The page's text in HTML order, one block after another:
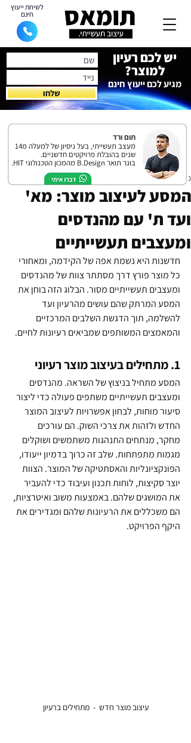
לשיחת ייעוץ
חינם
יש לכם רעיון
למוצר?
מגיע לכם ייעוץ חינם
שלחו
המסע לעיצוב מוצר: מא'
ועד ת' עם מהנדסים
ומעצבים תעשייתיים
10 ביולי 2023
חדשנות היא נשמת אפה של הקידמה, ומאחורי
כל מוצר פורץ דרך מסתתר צוות של מהנדסים
ומעצבים תעשייתיים מסור. הבלוג הזה בוחן את
המסע המרתק שהם עושים מהרעיון ועד
להשלמה, תוך הדגשת השלבים המרכזיים
והמאמצים המשותפים שמביאים רעיונות לחיים.
1. מתחילים בעיצוב מוצר רעיוני
המסע מתחיל בניצוץ של השראה. מהנדסים
ומעצבים תעשייתיים משתפים פעולה כדי ליצור
סיעור מוחות, לבחון אפשרויות לעיצוב המוצר
החדש ולזהות את צרכי השוק. הם עורכים
מחקר, מנתחים התנהגות משתמשים ושוקלים
מגמות מתפתחות. שלב זה כרוך בדמיון ייעודו,
הפונקציונליות והאסתטיקה של המוצר. הצוות
יוצר סקיצות, לוחות תכנון ועיבוד כדי להעביר
את המושגים שלהם. באמצעות משוב ואיטרציות,
הם משכללים את הרעיונות שלהם ומגדירים את
היקף הפרויקט.
עיצוב מוצר חדש  -  מתחילים ברעיון
תום ורד
מעצב תעשייתי, בעל ניסיון של למעלה מ14
שנים בהובלת פרויקטים חדשניים.
בוגר תואר B.Design מהמכון הטכנולוגי HIT.